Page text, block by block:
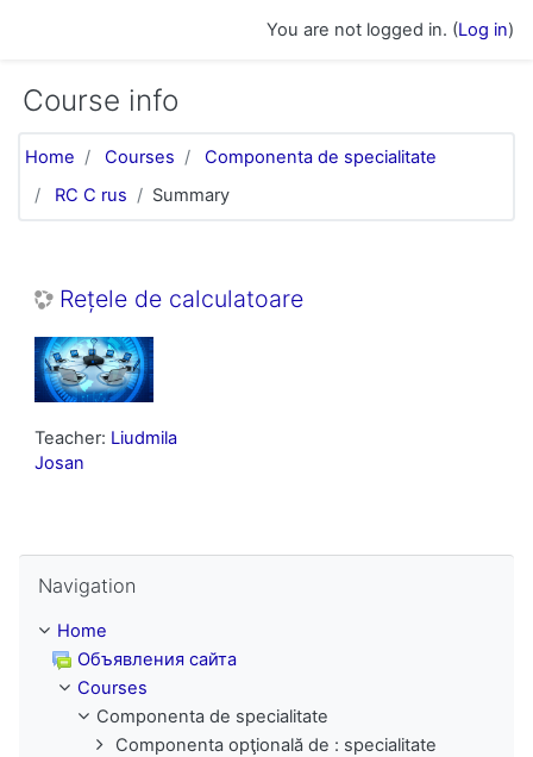
You are not logged in. (Log in)
Course info
Home Courses
Componenta de specialitate
RC C rus
Summary
Rețele de calculatoare
Teacher: Liudmila
Josan
Navigation
Home
Объявления сайта
Courses
Componenta de specialitate
Componenta opţională de : specialitate